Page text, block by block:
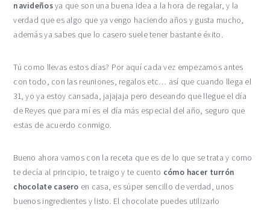
navideñosya que son una buena idea a la hora de regalar, y la
verdad que es algo que ya vengo haciendo años y gusta mucho,
además ya sabes que lo casero suele tener bastante éxito.
Tú como llevas estos días? Por aquí cada vez empezamos antes
con todo, con las reuniones, regalos etc… así que cuando llega el
31, yo ya estoy cansada, jajajaja pero deseando que llegue el día
de Reyes que para mí es el día más especial del año, seguro que
estas de acuerdo conmigo.
Bueno ahora vamos con la receta que es de lo que se trata y como
te decía al principio, te traigo y te cuento cómo hacer turrón
chocolate casero en casa, es súper sencillo de verdad, unos
buenos ingredientes y listo. El chocolate puedes utilizarlo